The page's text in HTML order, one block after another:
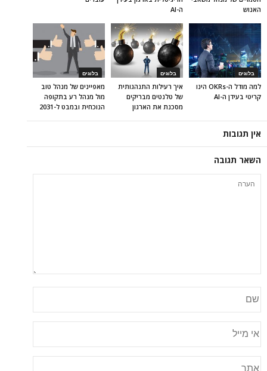
ה-AI
האנוש
בלוגים
מאפיינים של מנהל טוב
מול מנהל רע בתקופה
הנוכחית ובמבט ל-2031
בלוגים
איך רעילות התנהגותית
של טלנטים מבריקים
מסכנת את הארגון
בלוגים
למה מודל ה-OKRs הינו
קריטי בעידן ה-AI
אין תגובות
השאר תגובה